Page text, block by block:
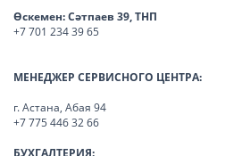
Өскемен:Сәтпаев 39, ТНП
+7 701 234 39 65
МЕНЕДЖЕР СЕРВИСНОГО ЦЕНТРА:
г. Астана, Абая 94
+7 775 446 32 66
БУХГАЛТЕРИЯ: